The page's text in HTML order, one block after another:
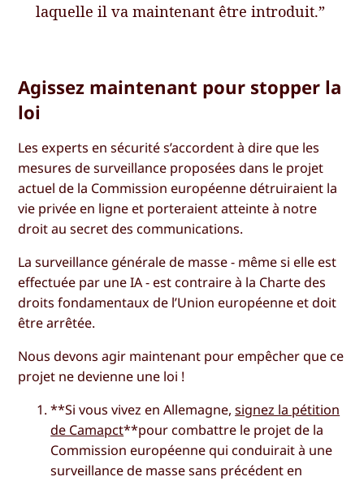
laquelle il va maintenant être introduit.”
Agissez maintenant pour stopper la
loi
Les experts en sécurité s’accordent à dire que les
mesures de surveillance proposées dans le projet
actuel de la Commission européenne détruiraient la
vie privée en ligne et porteraient atteinte à notre
droit au secret des communications.
La surveillance générale de masse - même si elle est
effectuée par une IA - est contraire à la Charte des
droits fondamentaux de l’Union européenne et doit
être arrêtée.
Nous devons agir maintenant pour empêcher que ce
projet ne devienne une loi !
**Si vous vivez en Allemagne,signez la pétition
de Camapct**pour combattre le projet de la
Commission européenne qui conduirait à une
surveillance de masse sans précédent en